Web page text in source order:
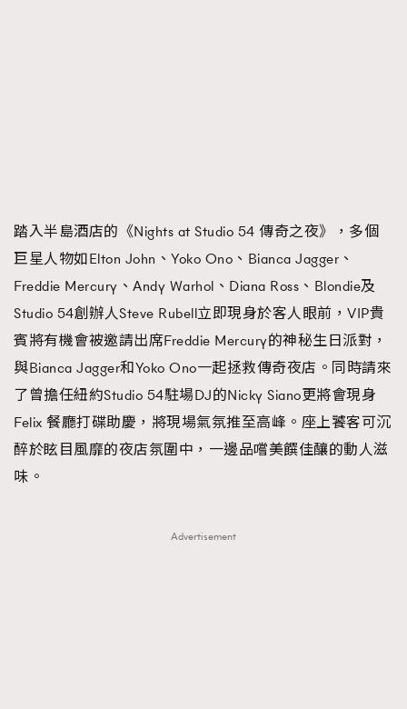
踏入半島酒店的《Nights at Studio 54 傳奇之夜》，多個
巨星人物如Elton John、Yoko Ono、Bianca Jagger、
Freddie Mercury、Andy Warhol、Diana Ross、Blondie及
Studio 54創辦人Steve Rubell立即現身於客人眼前，VIP貴
賓將有機會被邀請出席Freddie Mercury的神秘生日派對，
與Bianca Jagger和Yoko Ono一起拯救傳奇夜店。同時請來
了曾擔任紐約Studio 54駐場DJ的Nicky Siano更將會現身
Felix 餐廳打碟助慶，將現場氣氛推至高峰。座上饕客可沉
醉於眩目風靡的夜店氛圍中，一邊品嚐美饌佳釀的動人滋
味。
Advertisement